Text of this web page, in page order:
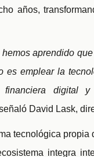
años,
aprendido
es emplear la
digital
David Lask,
tecnológica
integra